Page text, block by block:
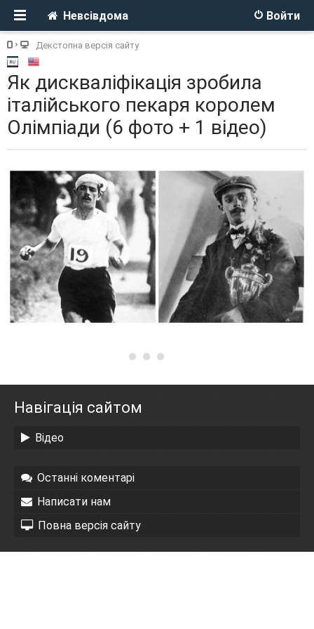
Войти
Невсівдома
Декстопна версія сайту
Як дискваліфікація зробила
італійського пекаря королем
Олімпіади (6 фото + 1 відео)
Навігація сайтом
Відео
Останні коментарі
Написати нам
Повна версія сайту